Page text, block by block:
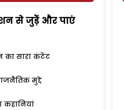
से जुड़ेें और पाएं
का सारा कंटेंट
मुद्दे
कहानियां